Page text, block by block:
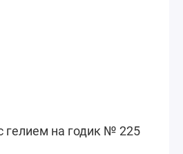
гелием на годик № 225